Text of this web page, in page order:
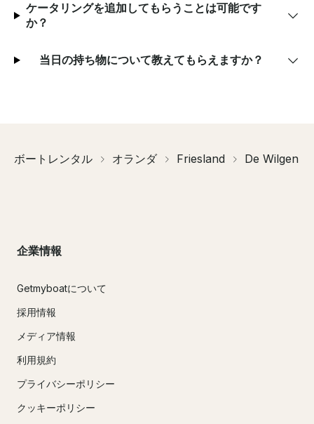
ケータリングを追加してもらうことは可能です
か？
当日の持ち物について教えてもらえますか？
ボートレンタル オランダ Friesland De Wilgen
企業情報
Getmyboatについて
採用情報
メディア情報
利用規約
プライバシーポリシー
クッキーポリシー